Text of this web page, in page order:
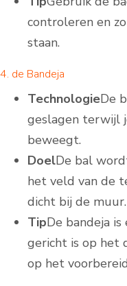
controleren en
staan.
4. de Bandeja
TechnologieDe
geslagen terwijl
beweegt.
DoelDe bal
het veld van de
dicht bij de muur.
TipDe bandeja
gericht is op het
op het